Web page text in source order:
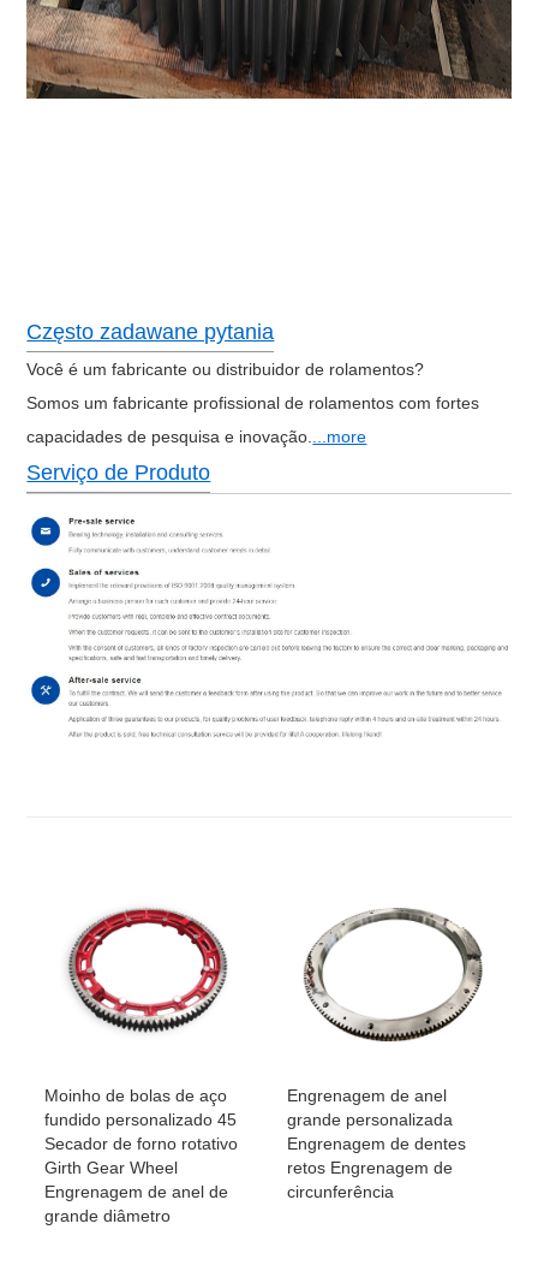
Często zadawane pytania
Você é um fabricante ou distribuidor de rolamentos?
Somos um fabricante profissional de rolamentos com fortes
capacidades de pesquisa e inovação.
...more
Serviço de Produto
Moinho de bolas de aço
fundido personalizado 45
Secador de forno rotativo
Girth Gear Wheel
Engrenagem de anel de
grande diâmetro
Engrenagem de anel
grande personalizada
Engrenagem de dentes
retos Engrenagem de
circunferência